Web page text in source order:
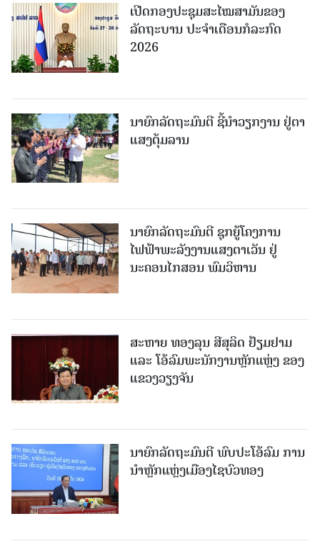
ເປີດກອງປະຊຸມສະໄໝສາມັນຂອງ
ລັດຖະບານ ປະຈໍາເດືອນກໍລະກົດ
2026
ນາຍົກລັດຖະມົນຕີ ຊີ້ນຳວຽກງານ ຢູ່ຕາ
ແສງຕຸ້ມລານ
ນາຍົກລັດຖະມົນຕີ ຊຸກຍູ້ໂຄງການ
ໄຟຟ້າພະລັງງານແສງຕາເວັນ ຢູ່
ນະຄອນໄກສອນ ພົມວິຫານ
ສະຫາຍ ທອງລຸນ ສີສຸລິດ ຢ້ຽມຢາມ
ແລະ ໂອ້ລົມພະນັກງານຫຼັກແຫຼ່ງ ຂອງ
ແຂວງວຽງຈັນ
ນາຍົກລັດຖະມົນຕີ ພົບປະໂອ້ລົມ ການ
ນຳຫຼັກແຫຼ່ງເມືອງໄຊບົວທອງ